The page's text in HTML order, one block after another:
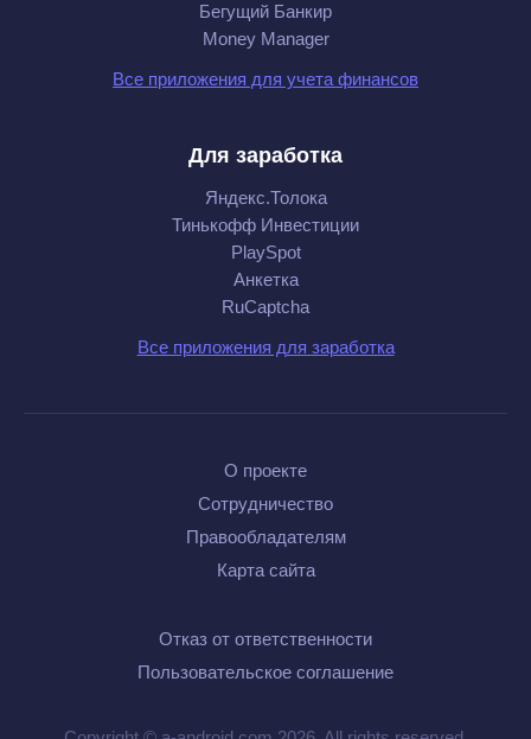
Бегущий Банкир
Money Manager
Все приложения для учета финансов
Для заработка
Яндекс.Толока
Тинькофф Инвестиции
PlaySpot
Анкетка
RuCaptcha
Все приложения для заработка
О проекте
Сотрудничество
Правообладателям
Карта сайта
Отказ от ответственности
Пользовательское соглашение